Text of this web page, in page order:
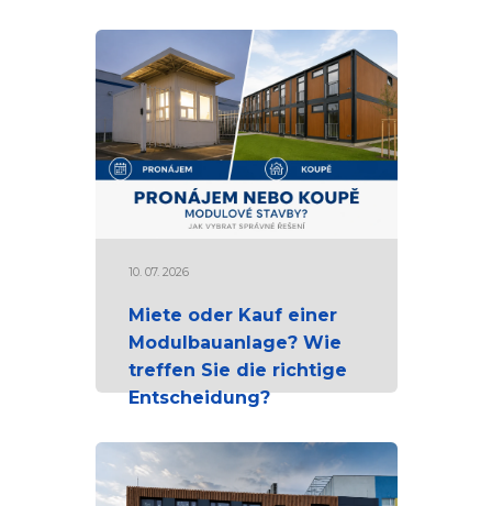
10. 07. 2026
Miete oder Kauf einer
Modulbauanlage? Wie
treffen Sie die richtige
Entscheidung?